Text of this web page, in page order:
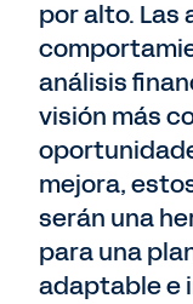
por alto.
análisis
visión más
mejora,
serán una
para una
adaptable e